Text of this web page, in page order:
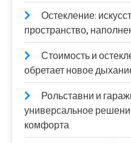
Остекление:
пространство,
Стоимость и
обретает новое
Рольставни и
универсальное
комфорта